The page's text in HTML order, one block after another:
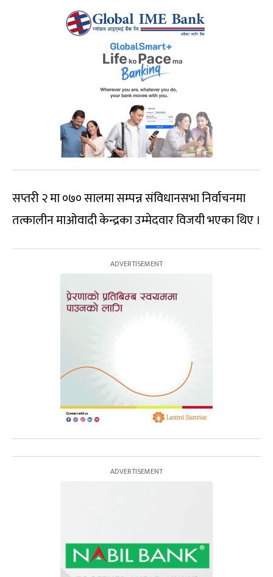
सप्तरी २ मा ०७० सालमा सम्पन्न संविधानसभा निर्वाचनमा
तत्कालीन माओवादी केन्द्रका उम्मेदवार विजयी भएका थिए ।